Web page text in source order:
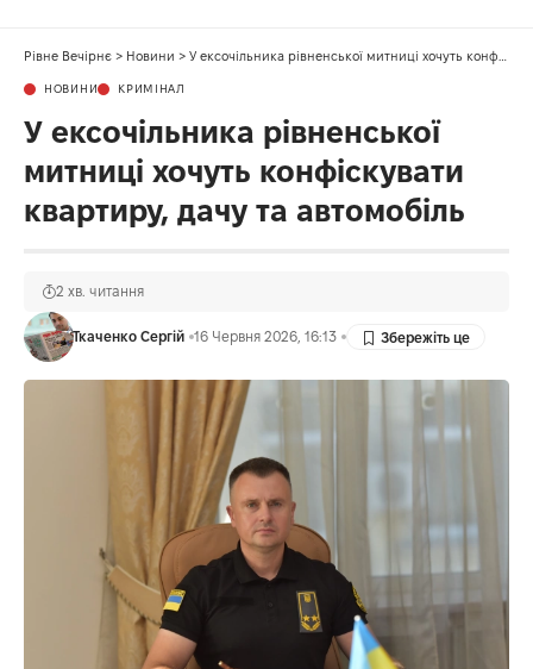
Рівне Вечірнє > Новини > У ексочільника рівненської митниці хочуть конфіскувати квартиру, дачу та автомобіль
НОВИНИ КРИМІНАЛ
У ексочільника рівненської
митниці хочуть конфіскувати
квартиру, дачу та автомобіль
Ткаченко Сергій 16 Червня 2026, 16:13
2 хв. читання